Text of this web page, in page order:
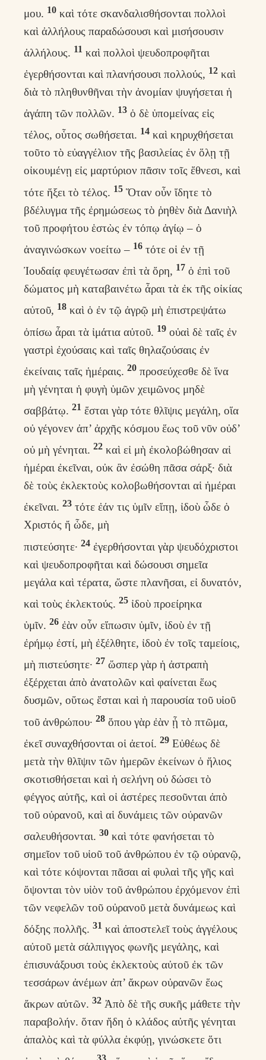
μου. 10 καὶ τότε σκανδαλισθήσονται πολλοὶ
καὶ ἀλλήλους παραδώσουσι καὶ μισήσουσιν
ἀλλήλους. 11 καὶ πολλοὶ ψευδοπροφῆται
ἐγερθήσονται καὶ πλανήσουσι πολλούς, 12 καὶ
διὰ τὸ πληθυνθῆναι τὴν ἀνομίαν ψυγήσεται ἡ
ἀγάπη τῶν πολλῶν. 13 ὁ δὲ ὑπομείνας εἰς
τέλος, οὗτος σωθήσεται. 14 καὶ κηρυχθήσεται
τοῦτο τὸ εὐαγγέλιον τῆς βασιλείας ἐν ὅλῃ τῇ
οἰκουμένῃ εἰς μαρτύριον πᾶσιν τοῖς ἔθνεσι, καὶ
τότε ἥξει τὸ τέλος. 15 Ὅταν οὖν ἴδητε τὸ
βδέλυγμα τῆς ἐρημώσεως τὸ ῥηθὲν διὰ Δανιὴλ
τοῦ προφήτου ἑστὼς ἐν τόπῳ ἁγίῳ – ὁ
ἀναγινώσκων νοείτω – 16 τότε οἱ ἐν τῇ
Ἰουδαίᾳ φευγέτωσαν ἐπὶ τὰ ὄρη, 17 ὁ ἐπὶ τοῦ
δώματος μὴ καταβαινέτω ἆραι τὰ ἐκ τῆς οἰκίας
αὐτοῦ, 18 καὶ ὁ ἐν τῷ ἀγρῷ μὴ ἐπιστρεψάτω
ὀπίσω ἆραι τὰ ἱμάτια αὐτοῦ. 19 οὐαὶ δὲ ταῖς ἐν
γαστρὶ ἐχούσαις καὶ ταῖς θηλαζούσαις ἐν
ἐκείναις ταῖς ἡμέραις. 20 προσεύχεσθε δὲ ἵνα
μὴ γένηται ἡ φυγὴ ὑμῶν χειμῶνος μηδὲ
σαββάτῳ. 21 ἔσται γὰρ τότε θλῖψις μεγάλη, οἵα
οὐ γέγονεν ἀπ’ ἀρχῆς κόσμου ἕως τοῦ νῦν οὐδ’
οὐ μὴ γένηται. 22 καὶ εἰ μὴ ἐκολοβώθησαν αἱ
ἡμέραι ἐκεῖναι, οὐκ ἂν ἐσώθη πᾶσα σάρξ· διὰ
δὲ τοὺς ἐκλεκτοὺς κολοβωθήσονται αἱ ἡμέραι
ἐκεῖναι. 23 τότε ἐάν τις ὑμῖν εἴπῃ, ἰδοὺ ὧδε ὁ
Χριστός ἤ ὧδε, μὴ
πιστεύσητε· 24 ἐγερθήσονται γὰρ ψευδόχριστοι
καὶ ψευδοπροφῆται καὶ δώσουσι σημεῖα
μεγάλα καὶ τέρατα, ὥστε πλανῆσαι, εἰ δυνατόν,
καὶ τοὺς ἐκλεκτούς. 25 ἰδοὺ προείρηκα
ὑμῖν. 26 ἐὰν οὖν εἴπωσιν ὑμῖν, ἰδοὺ ἐν τῇ
ἐρήμῳ ἐστί, μὴ ἐξέλθητε, ἰδοὺ ἐν τοῖς ταμείοις,
μὴ πιστεύσητε· 27 ὥσπερ γὰρ ἡ ἀστραπὴ
ἐξέρχεται ἀπὸ ἀνατολῶν καὶ φαίνεται ἕως
δυσμῶν, οὕτως ἔσται καὶ ἡ παρουσία τοῦ υἱοῦ
τοῦ ἀνθρώπου· 28 ὅπου γὰρ ἐὰν ᾖ τὸ πτῶμα,
ἐκεῖ συναχθήσονται οἱ ἀετοί. 29 Εὐθέως δὲ
μετὰ τὴν θλῖψιν τῶν ἡμερῶν ἐκείνων ὁ ἥλιος
σκοτισθήσεται καὶ ἡ σελήνη οὐ δώσει τὸ
φέγγος αὐτῆς, καὶ οἱ ἀστέρες πεσοῦνται ἀπὸ
τοῦ οὐρανοῦ, καὶ αἱ δυνάμεις τῶν οὐρανῶν
σαλευθήσονται. 30 καὶ τότε φανήσεται τὸ
σημεῖον τοῦ υἱοῦ τοῦ ἀνθρώπου ἐν τῷ οὐρανῷ,
καὶ τότε κόψονται πᾶσαι αἱ φυλαὶ τῆς γῆς καὶ
ὄψονται τὸν υἱὸν τοῦ ἀνθρώπου ἐρχόμενον ἐπὶ
τῶν νεφελῶν τοῦ οὐρανοῦ μετὰ δυνάμεως καὶ
δόξης πολλῆς. 31 καὶ ἀποστελεῖ τοὺς ἀγγέλους
αὐτοῦ μετὰ σάλπιγγος φωνῆς μεγάλης, καὶ
ἐπισυνάξουσι τοὺς ἐκλεκτοὺς αὐτοῦ ἐκ τῶν
τεσσάρων ἀνέμων ἀπ’ ἄκρων οὐρανῶν ἕως
ἄκρων αὐτῶν. 32 Ἀπὸ δὲ τῆς συκῆς μάθετε τὴν
παραβολήν. ὅταν ἤδη ὁ κλάδος αὐτῆς γένηται
ἁπαλὸς καὶ τὰ φύλλα ἐκφύῃ, γινώσκετε ὅτι
33